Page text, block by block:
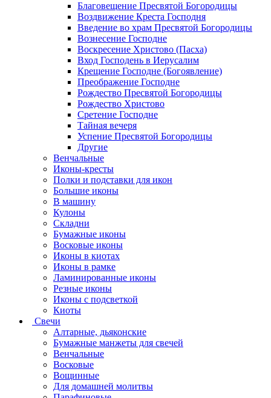
Благовещение Пресвятой Богородицы
Воздвижение Креста Господня
Введение во храм Пресвятой Богородицы
Вознесение Господне
Воскресение Христово (Пасха)
Вход Господень в Иерусалим
Крещение Господне (Богоявление)
Преображение Господне
Рождество Пресвятой Богородицы
Рождество Христово
Сретение Господне
Тайная вечеря
Успение Пресвятой Богородицы
Другие
Венчальные
Иконы-кресты
Полки и подставки для икон
Большие иконы
В машину
Кулоны
Складни
Бумажные иконы
Восковые иконы
Иконы в киотах
Иконы в рамке
Ламинированные иконы
Резные иконы
Иконы с подсветкой
Киоты
Свечи
Алтарные, дьяконские
Бумажные манжеты для свечей
Венчальные
Восковые
Вощинные
Для домашней молитвы